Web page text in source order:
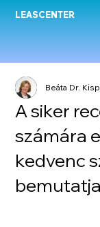
LEASCENTER
A siker
számára
kedvenc
bemutatja
Beáta Dr.